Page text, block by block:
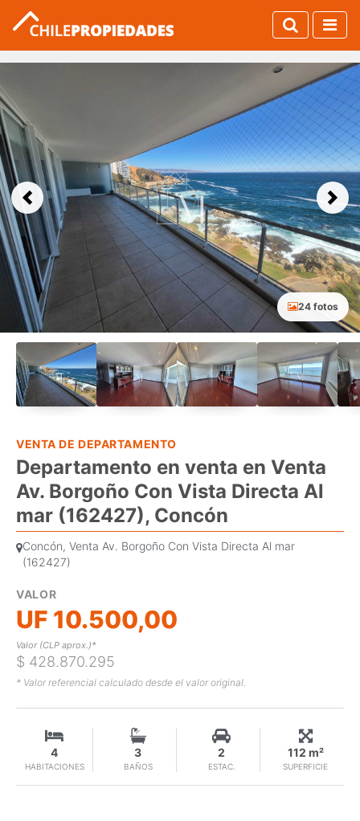
Previous Next
24 fotos
VENTA DE DEPARTAMENTO
Departamento en venta en Venta
Av. Borgoño Con Vista Directa Al
mar (162427), Concón
Concón, Venta Av. Borgoño Con Vista Directa Al mar
(162427)
VALOR
UF 10.500,00
Valor (CLP aprox.)*
$ 428.870.295
* Valor referencial calculado desde el valor original.
HABITACIONES
4
BAÑOS
3
ESTAC.
2
SUPERFICIE
112 m²